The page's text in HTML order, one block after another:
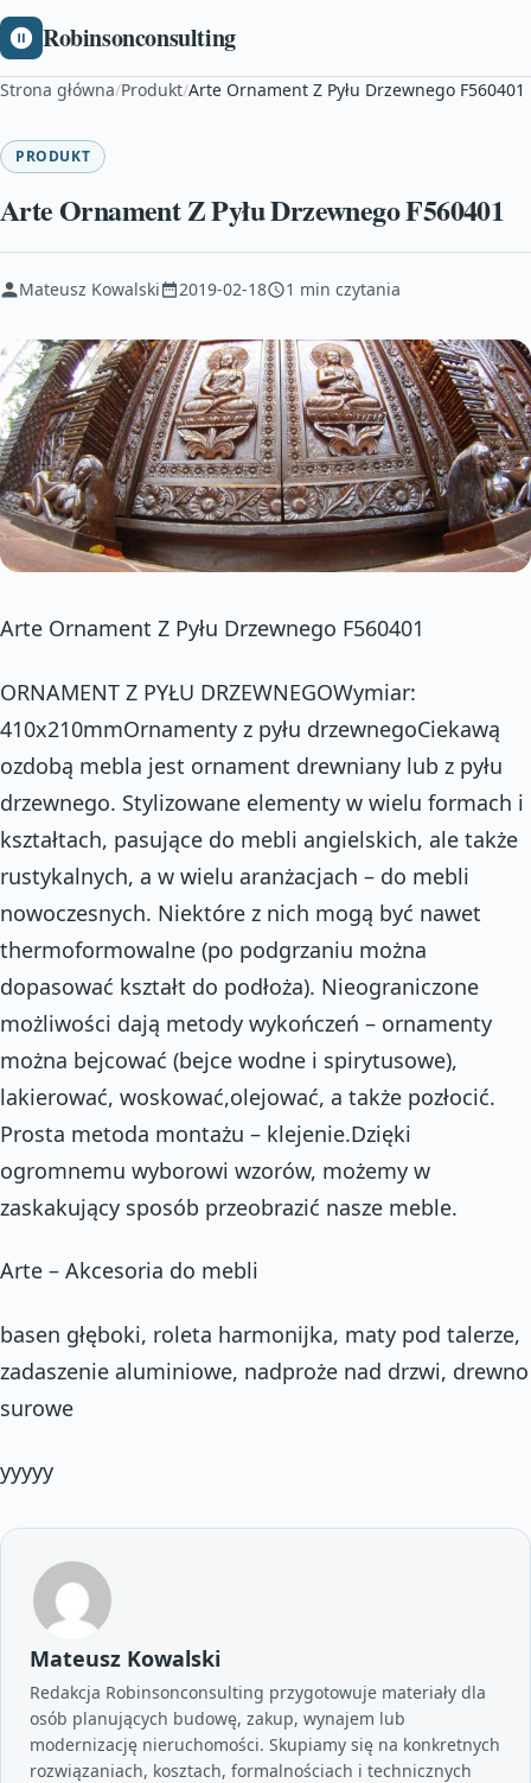
Robinsonconsulting
Strona główna/Produkt/Arte Ornament Z Pyłu Drzewnego F560401
PRODUKT
Arte Ornament Z Pyłu Drzewnego F560401
Mateusz Kowalski 2019-02-18 1 min czytania
Arte Ornament Z Pyłu Drzewnego F560401
ORNAMENT Z PYŁU DRZEWNEGOWymiar:
410x210mmOrnamenty z pyłu drzewnegoCiekawą
ozdobą mebla jest ornament drewniany lub z pyłu
drzewnego. Stylizowane elementy w wielu formach i
kształtach, pasujące do mebli angielskich, ale także
rustykalnych, a w wielu aranżacjach – do mebli
nowoczesnych. Niektóre z nich mogą być nawet
thermoformowalne (po podgrzaniu można
dopasować kształt do podłoża). Nieograniczone
możliwości dają metody wykończeń – ornamenty
można bejcować (bejce wodne i spirytusowe),
lakierować, woskować,olejować, a także pozłocić.
Prosta metoda montażu – klejenie.Dzięki
ogromnemu wyborowi wzorów, możemy w
zaskakujący sposób przeobrazić nasze meble.
Arte – Akcesoria do mebli
basen głęboki, roleta harmonijka, maty pod talerze,
zadaszenie aluminiowe, nadproże nad drzwi, drewno
surowe
yyyyy
Mateusz Kowalski
Redakcja Robinsonconsulting przygotowuje materiały dla
osób planujących budowę, zakup, wynajem lub
modernizację nieruchomości. Skupiamy się na konkretnych
rozwiązaniach, kosztach, formalnościach i technicznych